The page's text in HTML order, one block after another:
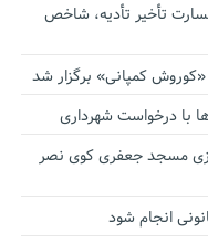
تأخیر تأدیه، شاخص
کمپانی» برگزار شد
با درخواست شهرداری
مسجد جعفری کوی نصر
انجام شود